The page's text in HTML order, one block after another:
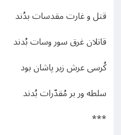
قتل و غارت مقدسات بدُند
قاتلان غرق سور وسات بُدند
کُرسی عرش زیر پاشان بود
سلطه ور بر مُقدّرات بُدند
***